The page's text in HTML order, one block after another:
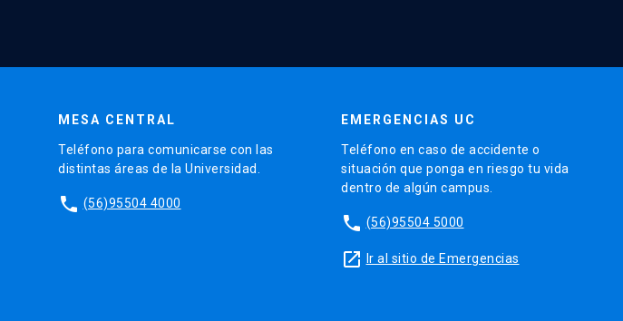
MESA CENTRAL
Teléfono para comunicarse con las
distintas áreas de la Universidad.
phone (56)95504 4000
EMERGENCIAS UC
Teléfono en caso de accidente o
situación que ponga en riesgo tu vida
dentro de algún campus.
phone (56)95504 5000
launch Ir al sitio de Emergencias